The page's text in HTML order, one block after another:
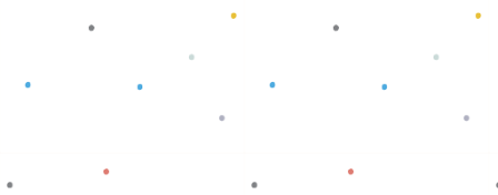
Baca selengkapnya